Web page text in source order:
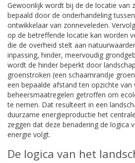
Gewoonlijk wordt bij de de locatie van
bepaald door de onderhandeling
ontwikkelaar van zonneveleden.
op de betreffende locatie kan worden
die de overheid stelt aan
inpassing, hinder, meervoudig
wordt de hinder beperkt door
groenstroken (een schaamrandje
een bepaalde afstand ten opzichte
beheersmaatregelen getroffen om
te nemen. Dat resulteert in een
duurzame energieproductie het
zeggen dat deze benadering de logica
energie volgt.
De logica van het